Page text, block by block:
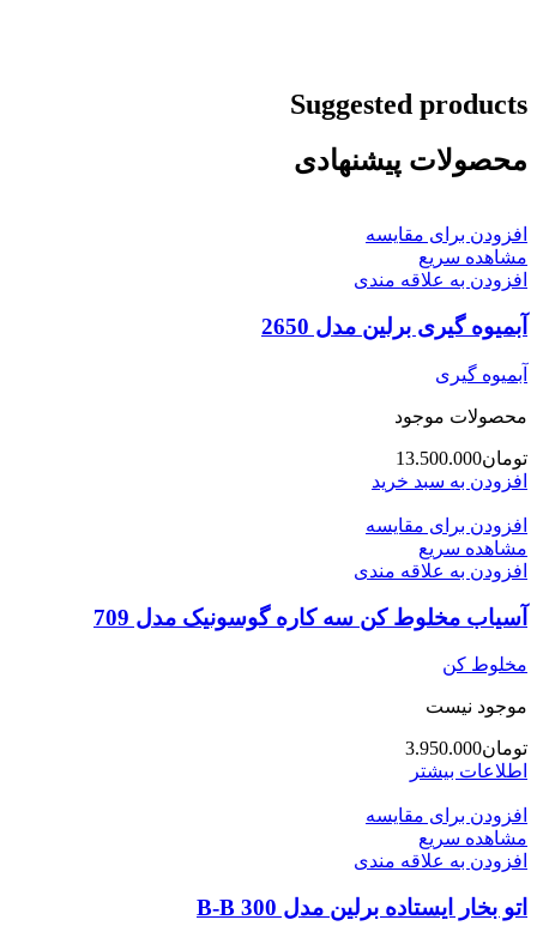
Suggested products
محصولات پیشنهادی
افزودن برای مقایسه
مشاهده سریع
افزودن به علاقه مندی
آبمیوه گیری برلین مدل 2650
آبمیوه گیری
محصولات موجود
تومان13.500.000
افزودن به سبد خرید
افزودن برای مقایسه
مشاهده سریع
افزودن به علاقه مندی
آسیاب مخلوط کن سه کاره گوسونیک مدل 709
مخلوط کن
موجود نیست
تومان3.950.000
اطلاعات بیشتر
افزودن برای مقایسه
مشاهده سریع
افزودن به علاقه مندی
اتو بخار ایستاده برلین مدل 300 B-B